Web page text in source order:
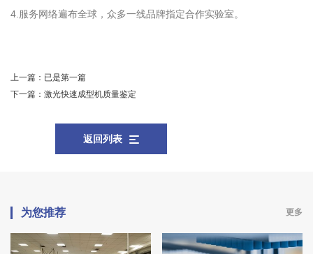
4.服务网络遍布全球，众多一线品牌指定合作实验室。
上一篇： 已是第一篇
下一篇： 激光快速成型机质量鉴定
返回列表
为您推荐 更多